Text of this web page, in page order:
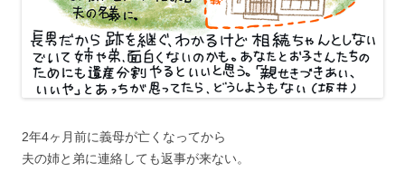
2年4ヶ月前に義母が亡くなってから
夫の姉と弟に連絡しても返事が来ない。